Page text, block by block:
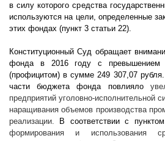
в силу которого средства
используются на цели, определенные
этих фондах (пункт 3 статьи 22).
Конституционный Суд обращает
фонда в 2016 году с превышением
(профицитом) в сумме 249 307,07
части бюджета фонда повлияло
предприятий уголовно-исполнительной
наращивания объемов производства
реализации. В соответствии с
формирования и использования